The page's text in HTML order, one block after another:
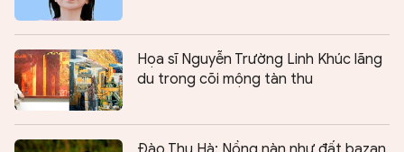
Họa sĩ Nguyễn Trường Linh Khúc lãng
du trong cõi mộng tàn thu